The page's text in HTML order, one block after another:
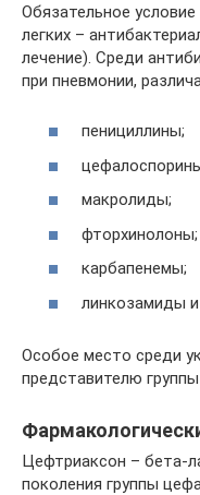
Обязательное
легких –
лечение). Среди
при пневмонии,
пенициллины;
макролиды;
фторхинолоны;
карбапенемы;
линкозамиды и
Особое место среди
представителю
Цефтриаксон – бета-
поколения группы